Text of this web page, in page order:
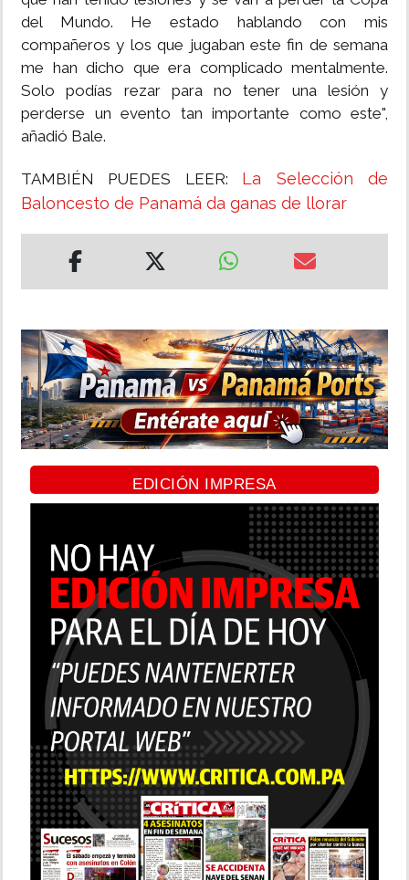
del Mundo. He estado hablando con mis
compañeros y los que jugaban este fin de semana
me han dicho que era complicado mentalmente.
Solo podías rezar para no tener una lesión y
perderse un evento tan importante como este",
añadió Bale.
TAMBIÉN PUEDES LEER: La Selección de
Baloncesto de Panamá da ganas de llorar
EDICIÓN IMPRESA